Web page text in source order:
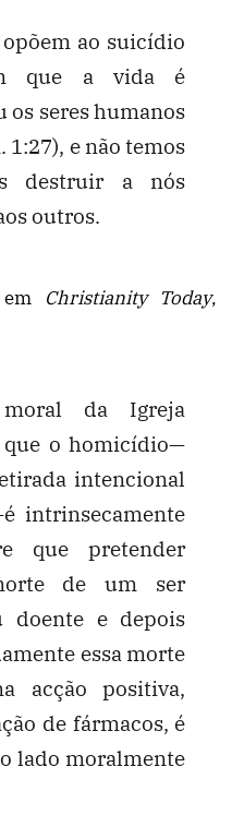
ao suicídio
que a vida é
os seres humanos
1:27), e não temos
destruir a nós
outros.
em Christianity Today,
da Igreja
que o homicídio—
intencional
intrinsecamente
que pretender
de um ser
doente e depois
essa morte
acção positiva,
de fármacos, é
lado moralmente